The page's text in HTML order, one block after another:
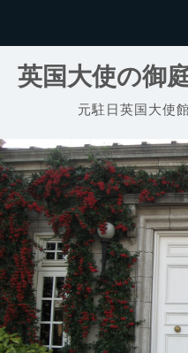
英国大使の御
元駐日英国大使